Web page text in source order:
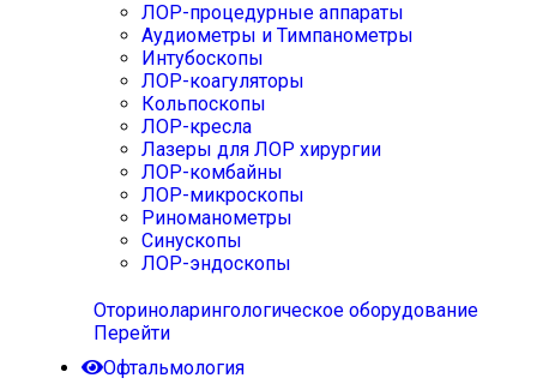
ЛОР-процедурные аппараты
Аудиометры и Тимпанометры
Интубоскопы
ЛОР-коагуляторы
Кольпоскопы
ЛОР-кресла
Лазеры для ЛОР хирургии
ЛОР-комбайны
ЛОР-микроскопы
Риноманометры
Синускопы
ЛОР-эндоскопы
Оториноларингологическое оборудование
Перейти
Офтальмология